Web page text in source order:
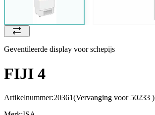
Geventileerde display voor schepijs
FIJI 4
Artikelnummer:20361(Vervanging voor 50233 )